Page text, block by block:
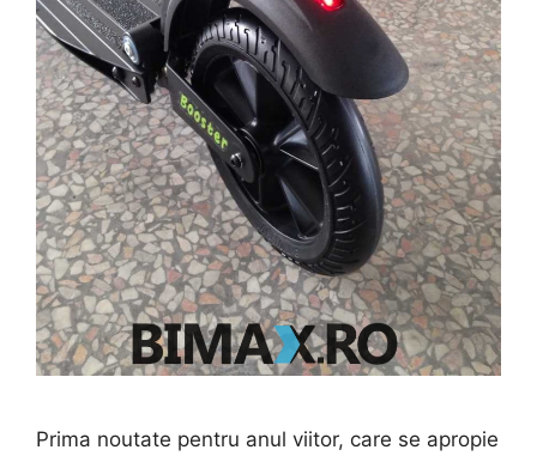
Prima noutate pentru anul viitor, care se apropie